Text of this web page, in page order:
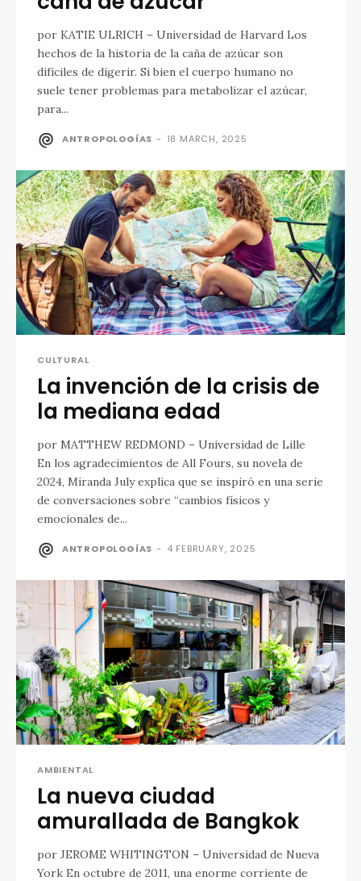
por KATIE ULRICH – Universidad de Harvard Los
hechos de la historia de la caña de azúcar son
difíciles de digerir. Si bien el cuerpo humano no
suele tener problemas para metabolizar el azúcar,
para...
ANTROPOLOGÍAS - 18 MARCH, 2025
CULTURAL
La invención de la crisis de
la mediana edad
por MATTHEW REDMOND – Universidad de Lille
En los agradecimientos de All Fours, su novela de
2024, Miranda July explica que se inspiró en una serie
de conversaciones sobre “cambios físicos y
emocionales de...
ANTROPOLOGÍAS - 4 FEBRUARY, 2025
AMBIENTAL
La nueva ciudad
amurallada de Bangkok
por JEROME WHITINGTON – Universidad de Nueva
York En octubre de 2011, una enorme corriente de